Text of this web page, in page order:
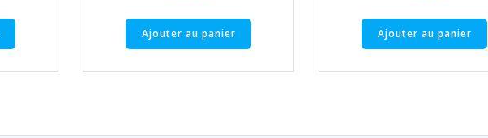
Ajouter au panier Ajouter au panier